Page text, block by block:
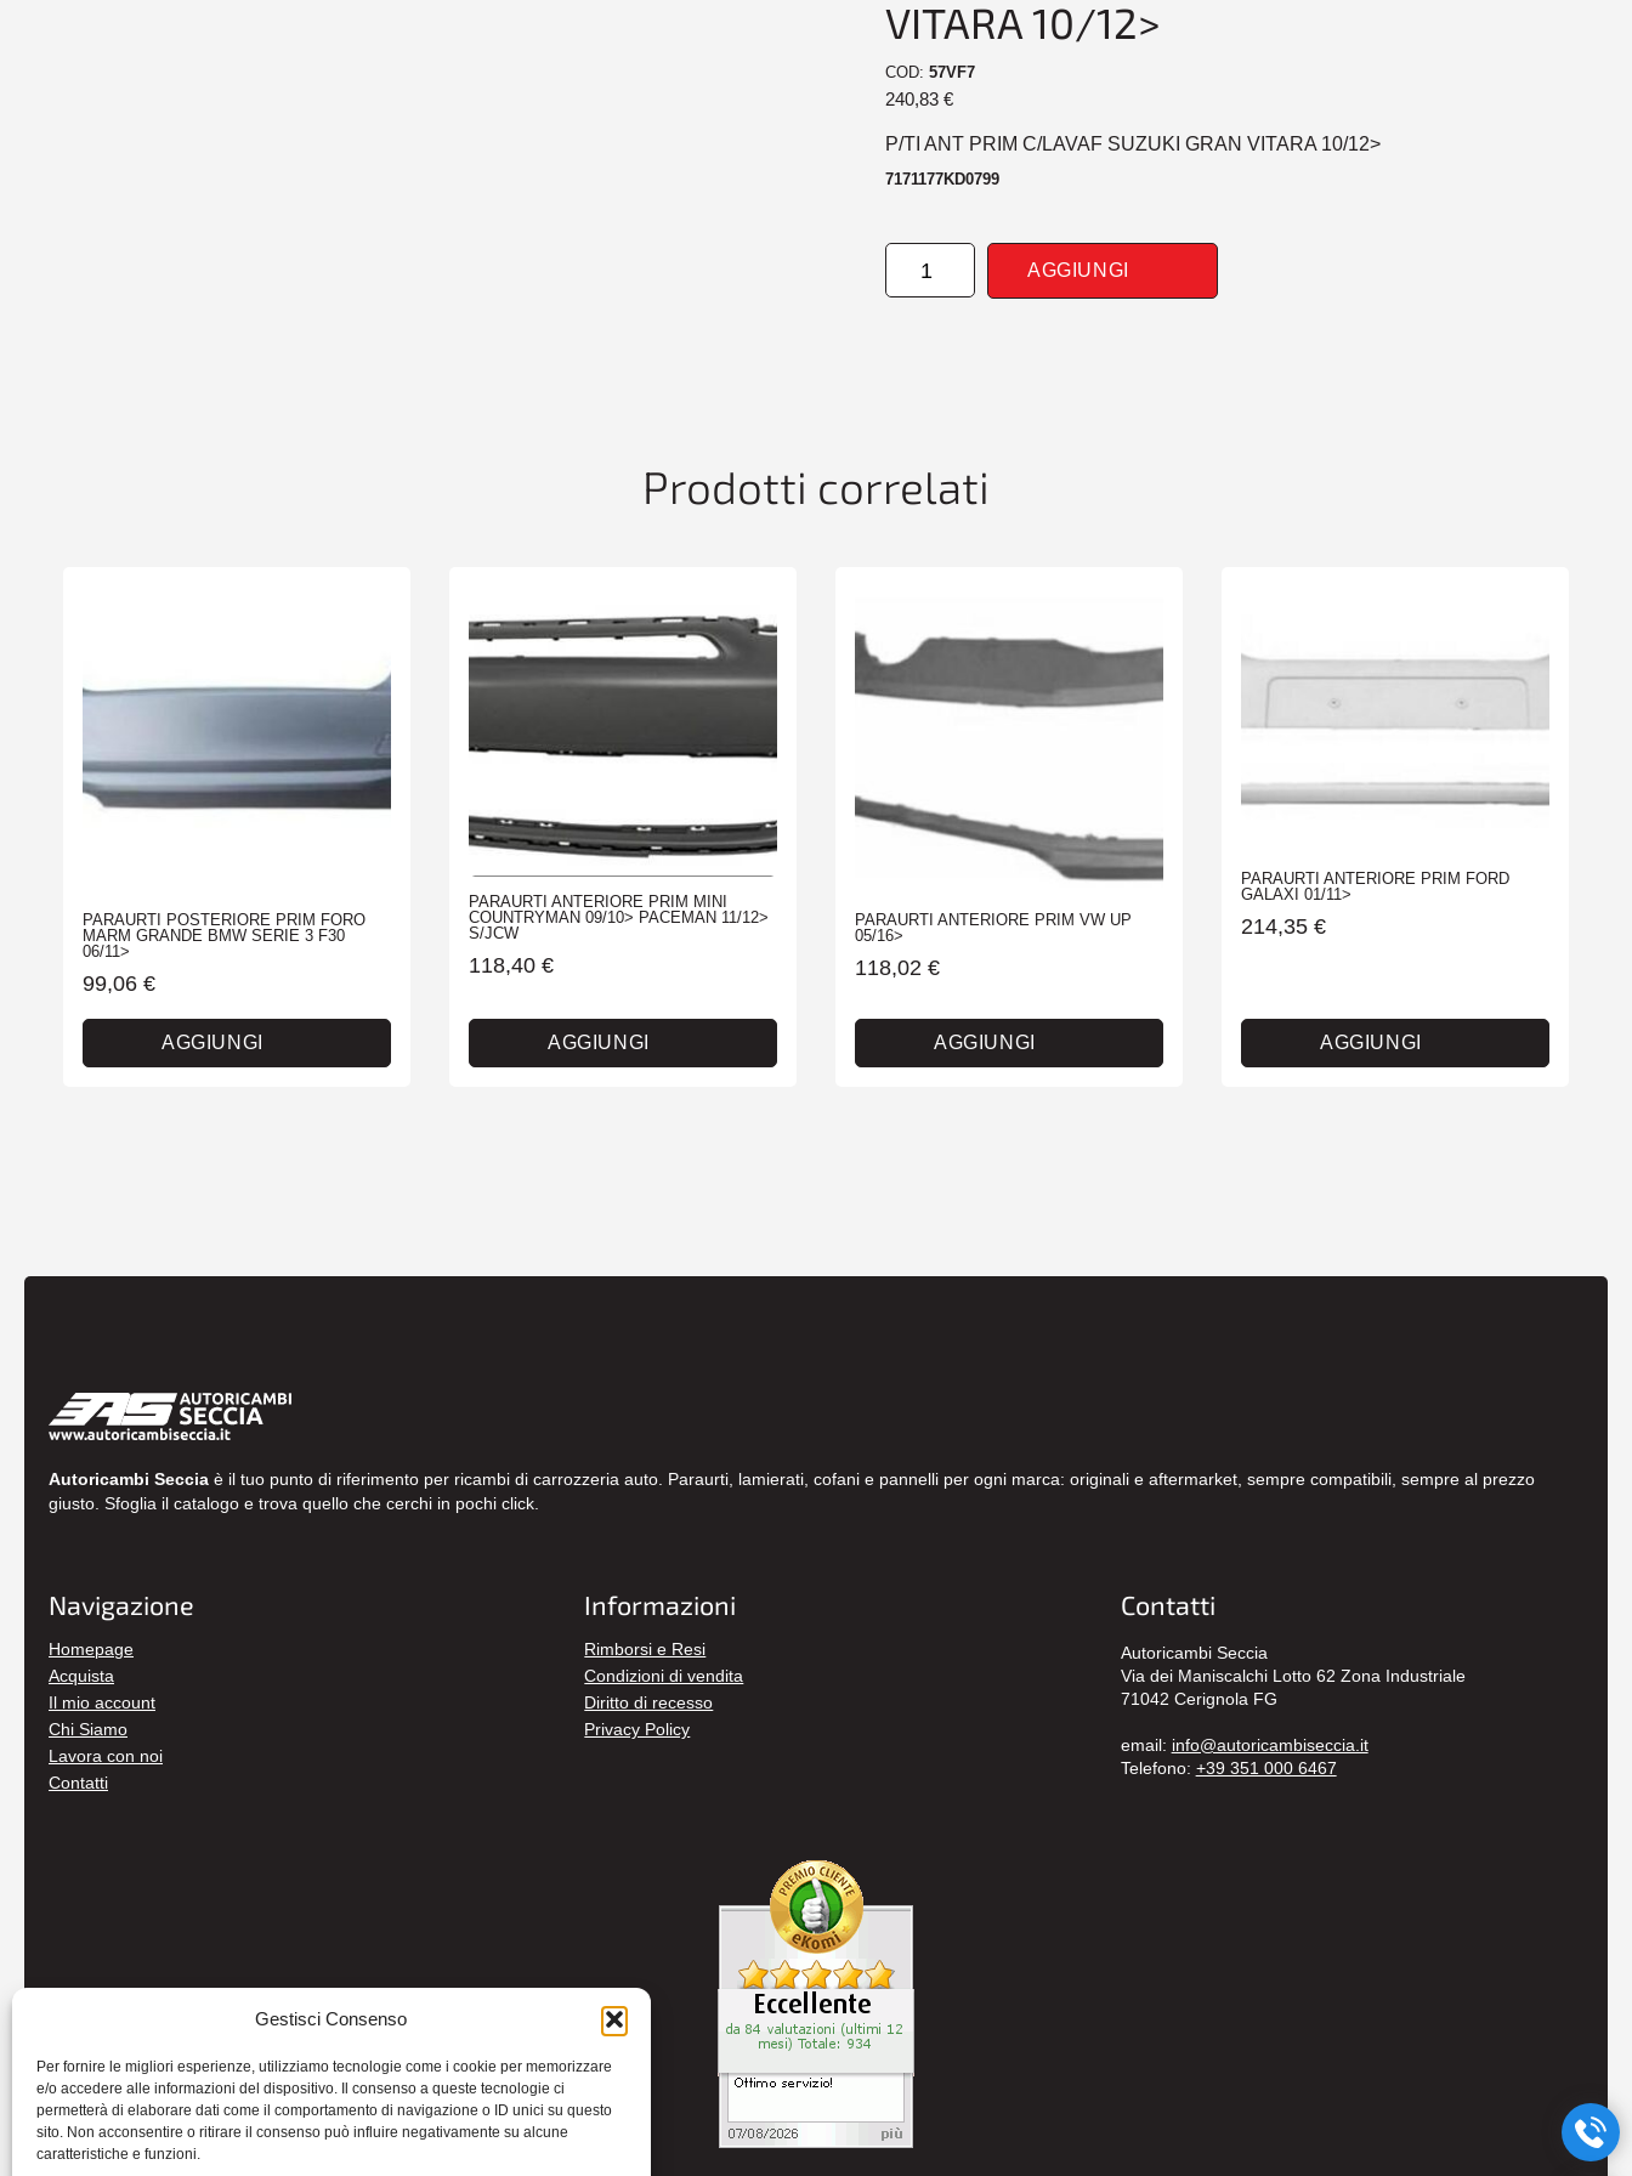
Gestisci Consenso
Per fornire le migliori esperienze, utilizziamo tecnologie come i cookie per memorizzare
e/o accedere alle informazioni del dispositivo. Il consenso a queste tecnologie ci
permetterà di elaborare dati come il comportamento di navigazione o ID unici su questo
sito. Non acconsentire o ritirare il consenso può influire negativamente su alcune
caratteristiche e funzioni.
VITARA 10/12>
COD: 57VF7
240,83 €
P/TI ANT PRIM C/LAVAF SUZUKI GRAN VITARA 10/12>
7171177KD0799
PARAURTI
ANTERIORE
AGGIUNGI
Prodotti correlati
PARAURTI POSTERIORE PRIM FORO
MARM GRANDE BMW SERIE 3 F30
06/11>
99,06 €
AGGIUNGI
PARAURTI ANTERIORE PRIM MINI
COUNTRYMAN 09/10> PACEMAN 11/12>
S/JCW
118,40 €
AGGIUNGI
PARAURTI ANTERIORE PRIM VW UP
05/16>
118,02 €
AGGIUNGI
PARAURTI ANTERIORE PRIM FORD
GALAXI 01/11>
214,35 €
AGGIUNGI
Autoricambi Seccia è il tuo punto di riferimento per ricambi di carrozzeria auto. Paraurti, lamierati, cofani e pannelli per ogni marca: originali e aftermarket, sempre compatibili, sempre al prezzo
giusto. Sfoglia il catalogo e trova quello che cerchi in pochi click.
Navigazione
Homepage
Acquista
Il mio account
Chi Siamo
Lavora con noi
Contatti
Informazioni
Rimborsi e Resi
Condizioni di vendita
Diritto di recesso
Privacy Policy
Contatti
Autoricambi Seccia
Via dei Maniscalchi Lotto 62 Zona Industriale
71042 Cerignola FG
email: info@autoricambiseccia.it
Telefono: +39 351 000 6467